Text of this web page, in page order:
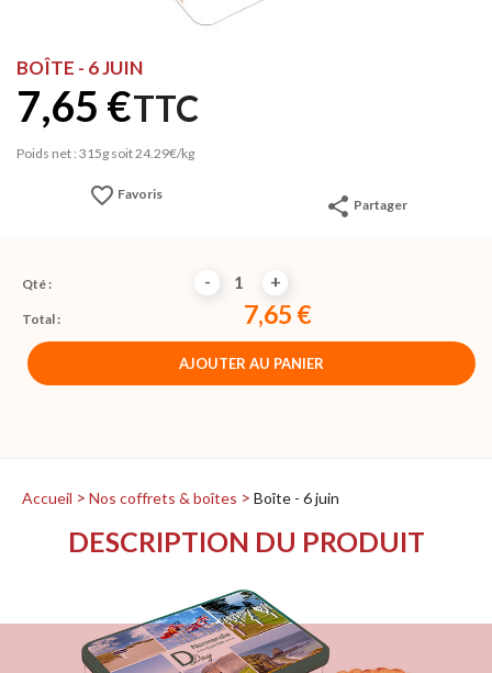
BOÎTE - 6 JUIN
7,65 €TTC
Poids net : 315g soit 24.29€/kg
favorite_border Favoris share Partager
Qté : - +
Total : 7,65 €
AJOUTER AU PANIER
Accueil Nos coffrets & boîtes Boîte - 6 juin
DESCRIPTION DU PRODUIT